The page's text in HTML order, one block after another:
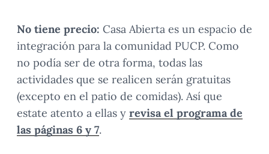
No tiene precio: Casa Abierta es un espacio de
integración para la comunidad PUCP. Como
no podía ser de otra forma, todas las
actividades que se realicen serán gratuitas
(excepto en el patio de comidas). Así que
estate atento a ellas y revisa el programa de
las páginas 6 y 7.